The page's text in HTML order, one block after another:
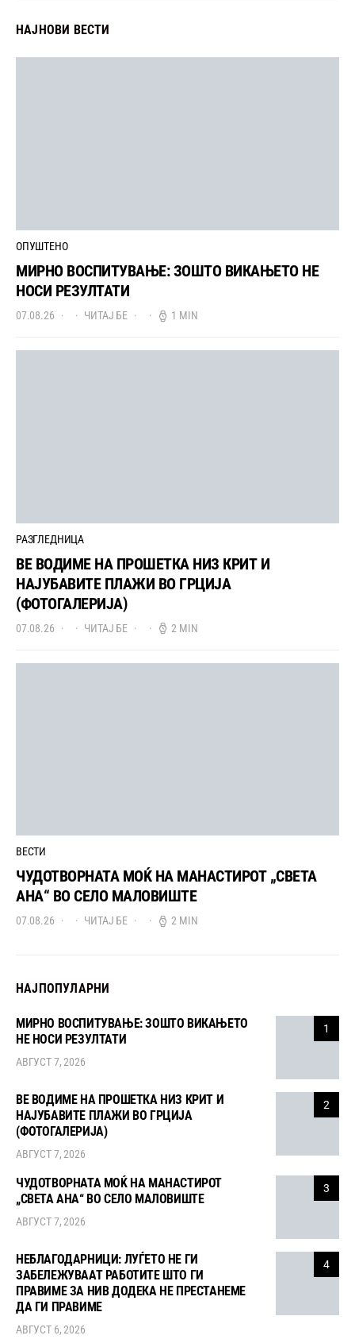
НАЈНОВИ ВЕСТИ
ОПУШТЕНО
МИРНО ВОСПИТУВАЊЕ: ЗОШТО ВИКАЊЕТО НЕ
НОСИ РЕЗУЛТАТИ
07.08.26 ЧИТАЈ БЕ 1 MIN
РАЗГЛЕДНИЦА
ВЕ ВОДИМЕ НА ПРОШЕТКА НИЗ КРИТ И
НАЈУБАВИТЕ ПЛАЖИ ВО ГРЦИЈА
(ФОТОГАЛЕРИЈА)
07.08.26 ЧИТАЈ БЕ 2 MIN
ВЕСТИ
ЧУДОТВОРНАТА МОЌ НА МАНАСТИРОТ „СВЕТА
АНА“ ВО СЕЛО МАЛОВИШТЕ
07.08.26 ЧИТАЈ БЕ 2 MIN
НАЈПОПУЛАРНИ
1
МИРНО ВОСПИТУВАЊЕ: ЗОШТО ВИКАЊЕТО
НЕ НОСИ РЕЗУЛТАТИ
АВГУСТ 7, 2026
2
ВЕ ВОДИМЕ НА ПРОШЕТКА НИЗ КРИТ И
НАЈУБАВИТЕ ПЛАЖИ ВО ГРЦИЈА
(ФОТОГАЛЕРИЈА)
АВГУСТ 7, 2026
3
ЧУДОТВОРНАТА МОЌ НА МАНАСТИРОТ
„СВЕТА АНА“ ВО СЕЛО МАЛОВИШТЕ
АВГУСТ 7, 2026
4
НЕБЛАГОДАРНИЦИ: ЛУЃЕТО НЕ ГИ
ЗАБЕЛЕЖУВААТ РАБОТИТЕ ШТО ГИ
ПРАВИМЕ ЗА НИВ ДОДЕКА НЕ ПРЕСТАНЕМЕ
ДА ГИ ПРАВИМЕ
АВГУСТ 6, 2026